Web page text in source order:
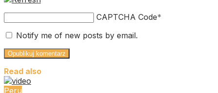
CAPTCHA Code*
Notify me of new posts by email.
Read also
Peru